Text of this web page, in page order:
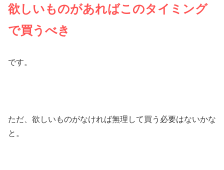
欲しいものがあればこのタイミング
で買うべき
です。
ただ、欲しいものがなければ無理して買う必要はないかな
と。